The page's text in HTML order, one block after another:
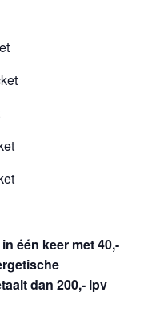
één keer met 40,-
dan 200,- ipv